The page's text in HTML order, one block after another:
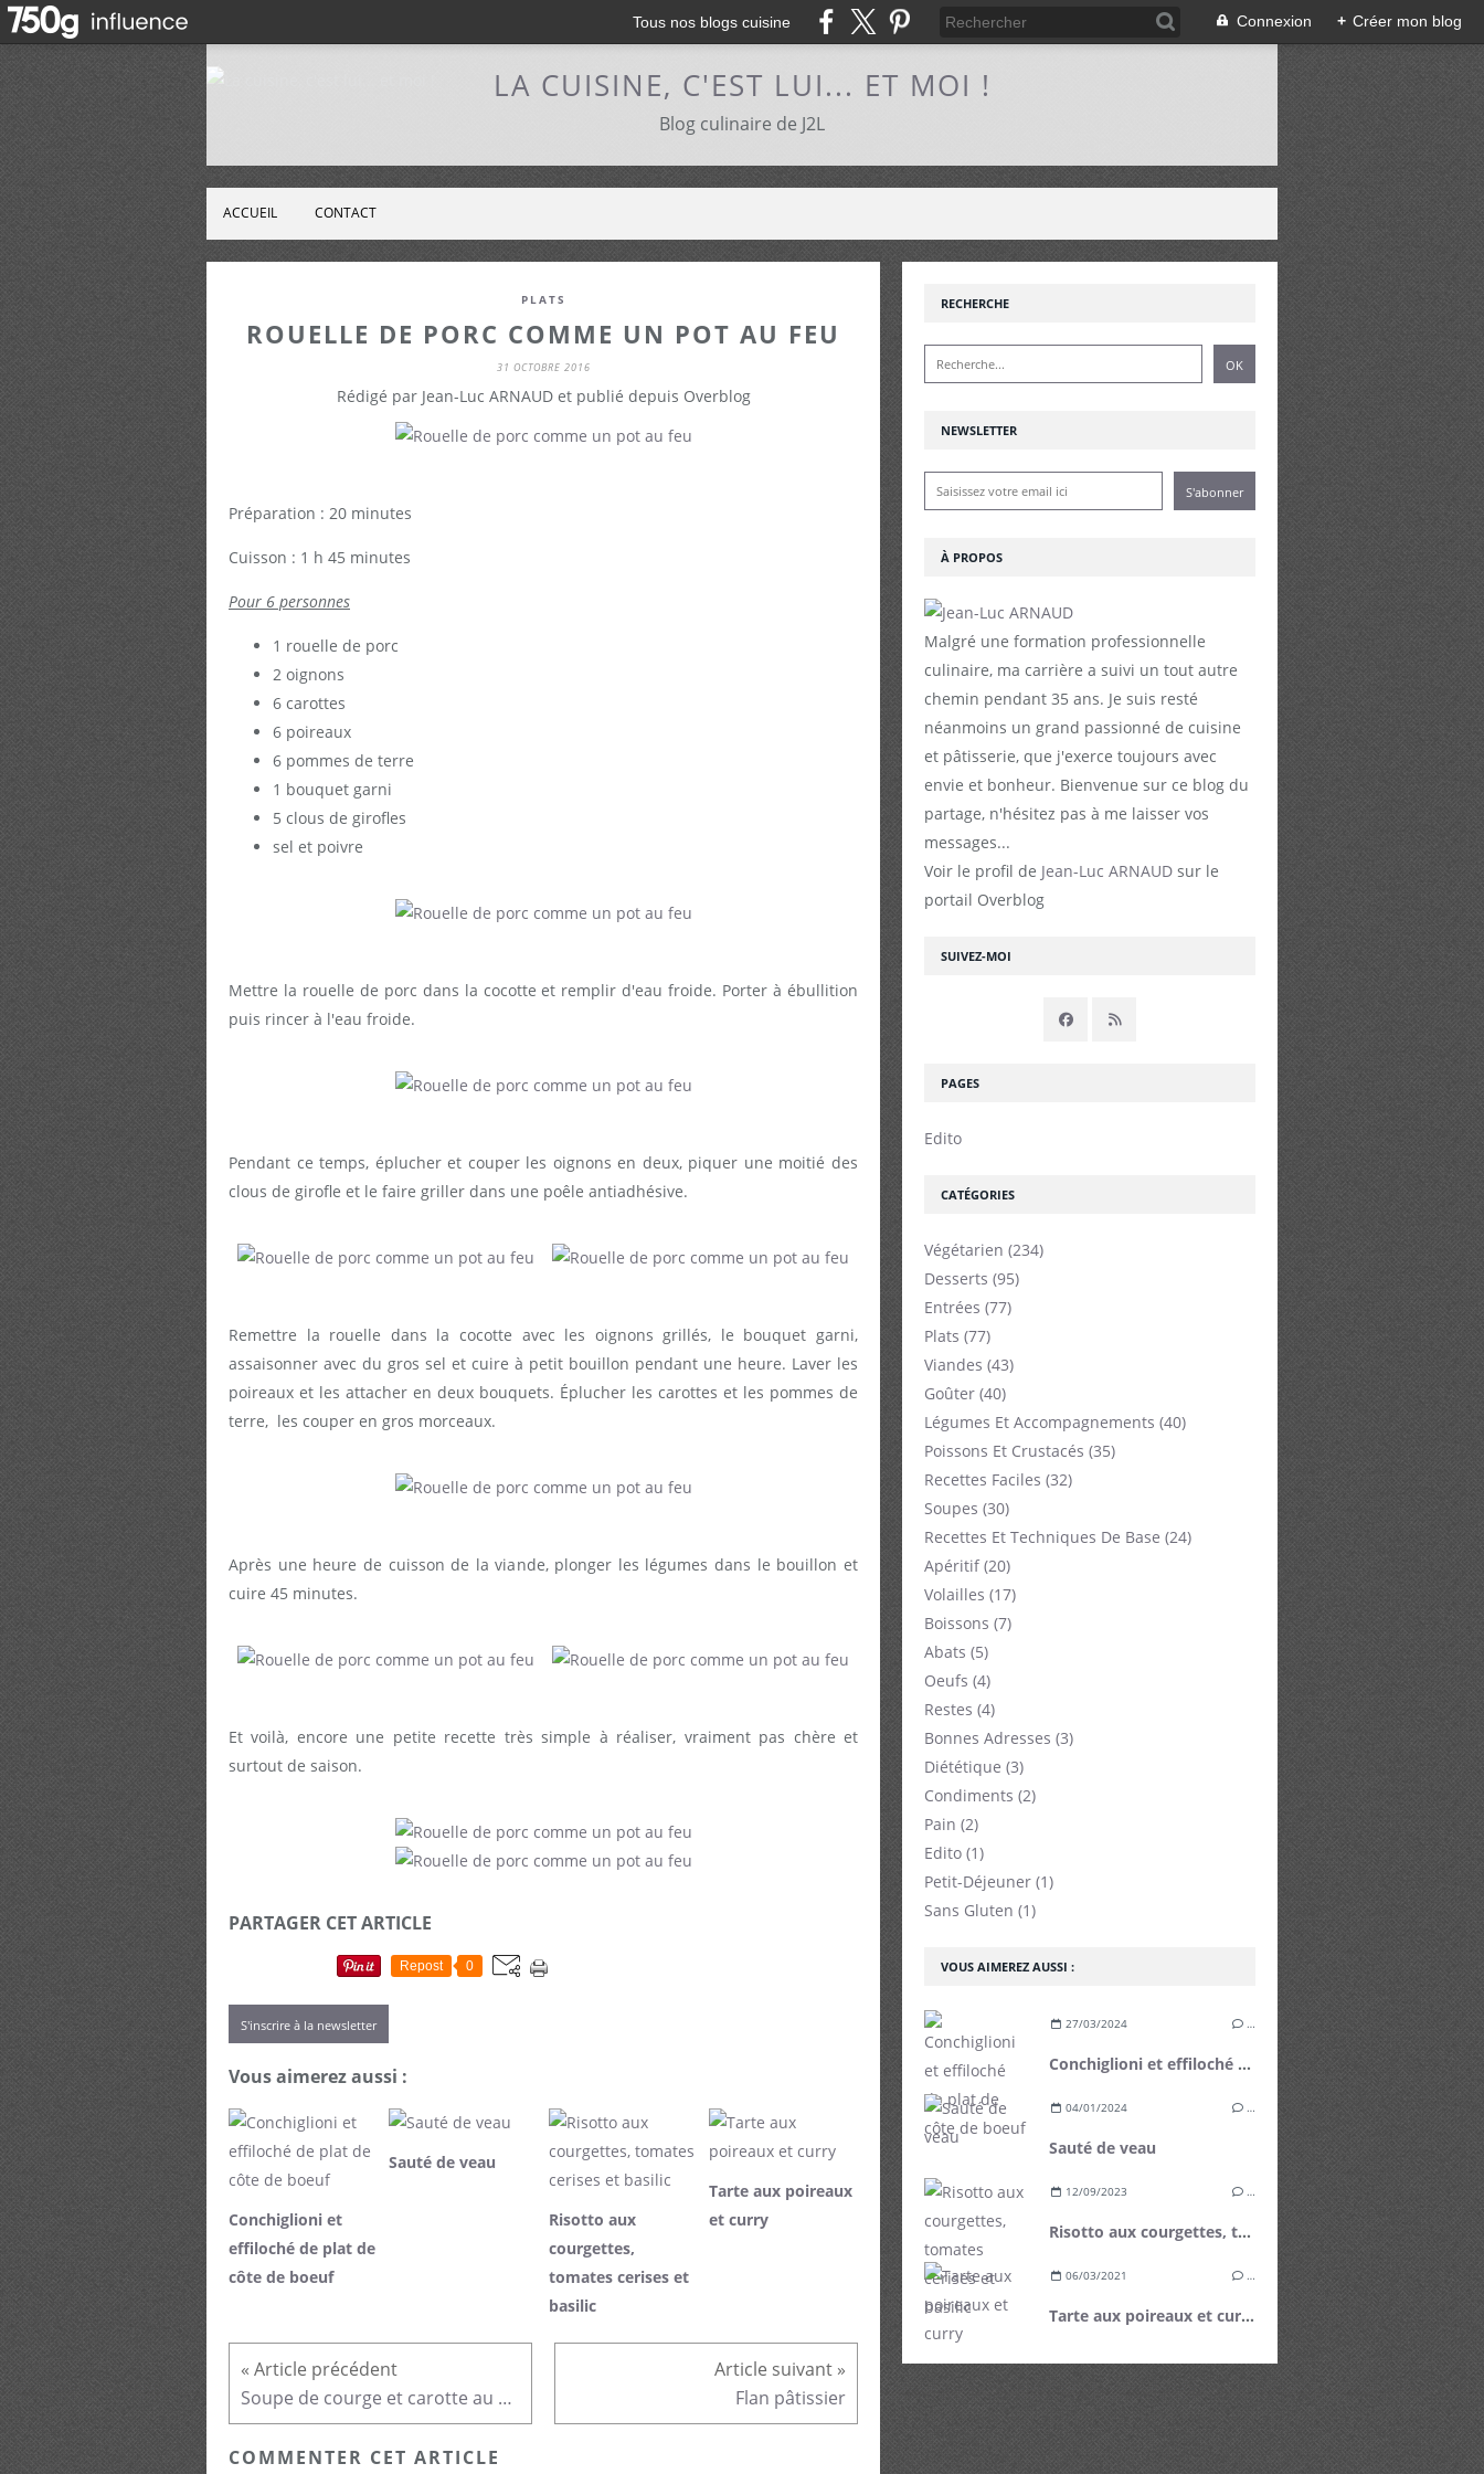
Tous nos blogs cuisine Connexion + Créer mon blog
LA CUISINE, C'EST LUI... ET MOI !
Blog culinaire de J2L
ACCUEIL CONTACT
PLATS
ROUELLE DE PORC COMME UN POT AU FEU
31 OCTOBRE 2016
Rédigé par Jean-Luc ARNAUD et publié depuis Overblog
Préparation : 20 minutes
Cuisson : 1 h 45 minutes
Pour 6 personnes
1 rouelle de porc
2 oignons
6 carottes
6 poireaux
6 pommes de terre
1 bouquet garni
5 clous de girofles
sel et poivre
Mettre la rouelle de porc dans la cocotte et remplir d'eau froide. Porter à ébullition
puis rincer à l'eau froide.
Pendant ce temps, éplucher et couper les oignons en deux, piquer une moitié des
clous de girofle et le faire griller dans une poêle antiadhésive.
Remettre la rouelle dans la cocotte avec les oignons grillés, le bouquet garni,
assaisonner avec du gros sel et cuire à petit bouillon pendant une heure. Laver les
poireaux et les attacher en deux bouquets. Éplucher les carottes et les pommes de
terre, les couper en gros morceaux.
Après une heure de cuisson de la viande, plonger les légumes dans le bouillon et
cuire 45 minutes.
Et voilà, encore une petite recette très simple à réaliser, vraiment pas chère et
surtout de saison.
PARTAGER CET ARTICLE
Repost 0
S'inscrire à la newsletter
Vous aimerez aussi :
Conchiglioni et
effiloché de plat de
côte de boeuf
Sauté de veau
Risotto aux
courgettes,
tomates cerises et
basilic
Tarte aux poireaux
et curry
Soupe de courge et carotte au parfum de réglisse Flan pâtissier
COMMENTER CET ARTICLE
NEWSLETTER
SUIVEZ-MOI
RECHERCHE
À PROPOS
Malgré une formation professionnelle
culinaire, ma carrière a suivi un tout autre
chemin pendant 35 ans. Je suis resté
néanmoins un grand passionné de cuisine
et pâtisserie, que j'exerce toujours avec
envie et bonheur. Bienvenue sur ce blog du
partage, n'hésitez pas à me laisser vos
messages...
Voir le profil de Jean-Luc ARNAUD sur le
portail Overblog
VOUS AIMEREZ AUSSI :
27/03/2024 …
Conchiglioni et effiloché de plat de côte de boeuf
04/01/2024 …
Sauté de veau
12/09/2023 …
Risotto aux courgettes, tomates cerises et basilic
06/03/2021 …
Tarte aux poireaux et curry
PAGES
Edito
CATÉGORIES
Végétarien (234)
Desserts (95)
Entrées (77)
Plats (77)
Viandes (43)
Goûter (40)
Légumes Et Accompagnements (40)
Poissons Et Crustacés (35)
Recettes Faciles (32)
Soupes (30)
Recettes Et Techniques De Base (24)
Apéritif(20)
Volailles (17)
Boissons (7)
Abats (5)
Oeufs (4)
Restes (4)
Bonnes Adresses (3)
Diététique (3)
Condiments (2)
Pain (2)
Edito (1)
Petit-Déjeuner (1)
Sans Gluten (1)